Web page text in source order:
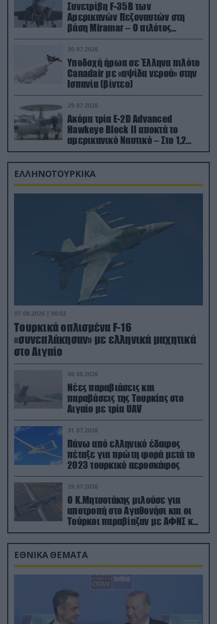
Συνετρίβη F-35B των
Αμερικανών Πεζοναυτών στη
βάση Miramar – Ο πιλότος
εκτινάχθηκε εγκαίρως
30.07.2026
Υποδοχή ήρωα σε Έλληνα πιλότο
Canadair με «αψίδα νερού» στην
Ισπανία (βίντεο)
29.07.2026
Ακόμα τρία E-2D Advanced
Hawkeye Block II αποκτά το
αμερικανικό Ναυτικό – Στο 1,2
δισ.δολάρια το κόστος
ΕΛΛΗΝΟΤΟΥΡΚΙΚΑ
07.08.2026 | 00:02
Τουρκικά οπλισμένα F-16
«συνεπλάκησαν» με ελληνικά μαχητικά
στο Αιγαίο
06.08.2026
Νέες παραβιάσεις και
παραβάσεις της Τουρκίας στο
Αιγαίο με τρία UAV
31.07.2026
Πάνω από ελληνικό έδαφος
πέταξε για πρώτη φορά μετά το
2023 τουρκικό αεροσκάφος
29.07.2026
Ο Κ.Μητσοτάκης μιλούσε για
αποτροπή στο Αγαθονήσι και οι
Τούρκοι παραβίαζαν με ΑΦΝΣ και
drone
ΕΘΝΙΚΑ ΘΕΜΑΤΑ